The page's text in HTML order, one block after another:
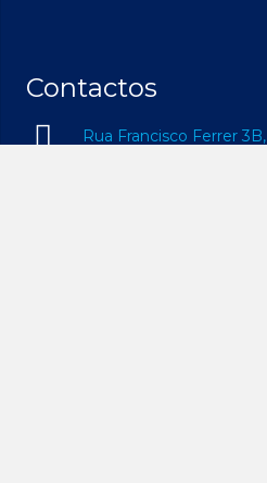
Contactos
Rua Francisco Ferrer 3B,